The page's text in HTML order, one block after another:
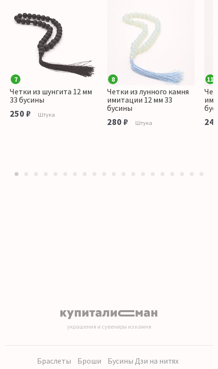
7
Четки из шунгита 12 мм
33 бусины
250 ₽ Штука
8
Четки из лунного камня
имитации 12 мм 33
бусины
280 ₽ Штука
11
украшения и сувениры из камня
Браслеты Броши Бусины Дзи на нитях